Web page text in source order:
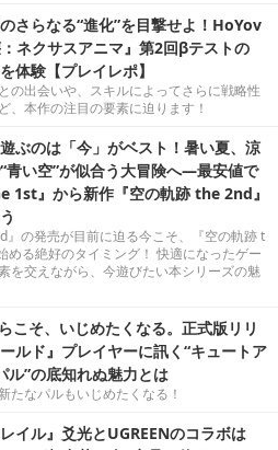
さらなる“進化”を目撃せよ！HoYov
ネクサスアニマ』第2回βテストの
体験【プレイレポ】
の出会いや、スキルによってさらに戦略性
、本作の注目の要素に迫ります！
遊ぶのは「今」がベスト！暑い夏、涼
青い空”が似合う大冒険へ―最安値で
1st』から新作『空の軌跡 the 2nd』
』の発売が目前に迫る今こそ、『空の軌跡 t
める絶好のタイミング！ 快適になったゲー
を交えながら、今遊びたい本シリーズの魅
こそ、いじめたくなる。正式版リリ
ルド』プレイヤーに訊く“キュートア
ル”の底知れぬ魅力とは
たなパルもいじめたくなる！
イル』爻光とUGREENのコラボは